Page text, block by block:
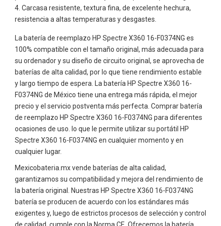
Carcasa resistente, textura fina, de excelente hechura,
resistencia a altas temperaturas y desgastes.
La batería de reemplazo HP Spectre X360 16-F0374NG es
100% compatible con el tamaño original, más adecuada para
su ordenador y su diseño de circuito original, se aprovecha de
baterías de alta calidad, por lo que tiene rendimiento estable
y largo tiempo de espera. La batería HP Spectre X360 16-
F0374NG de México tiene una entrega más rápida, el mejor
precio y el servicio postventa más perfecta. Comprar batería
de reemplazo HP Spectre X360 16-F0374NG para diferentes
ocasiones de uso. lo que le permite utilizar su portátil HP
Spectre X360 16-F0374NG en cualquier momento y en
cualquier lugar.
Mexicobateria.mx vende baterías de alta calidad,
garantizamos su compatibilidad y mejora del rendimiento de
la batería original. Nuestras HP Spectre X360 16-F0374NG
batería se producen de acuerdo con los estándares más
exigentes y, luego de estrictos procesos de selección y control
de calidad, cumple con la Norma CE. Ofrecemos la batería